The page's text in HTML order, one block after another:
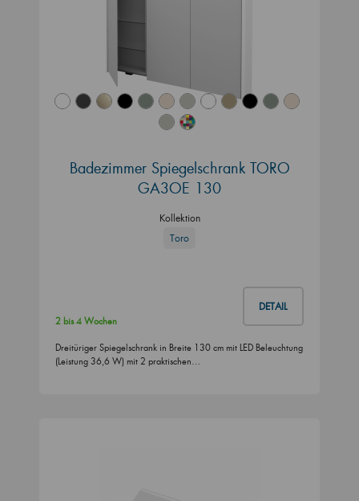
Badezimmer Spiegelschrank TORO
GA3OE 130
Kollektion
Toro
DETAIL
2 bis 4 Wochen
Dreitüriger Spiegelschrank in Breite 130 cm mit LED Beleuchtung
(Leistung 36,6 W) mit 2 praktischen…